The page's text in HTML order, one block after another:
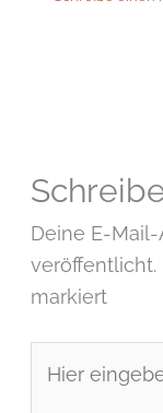
Deine E-
veröffentlicht.
markiert
eingeben…